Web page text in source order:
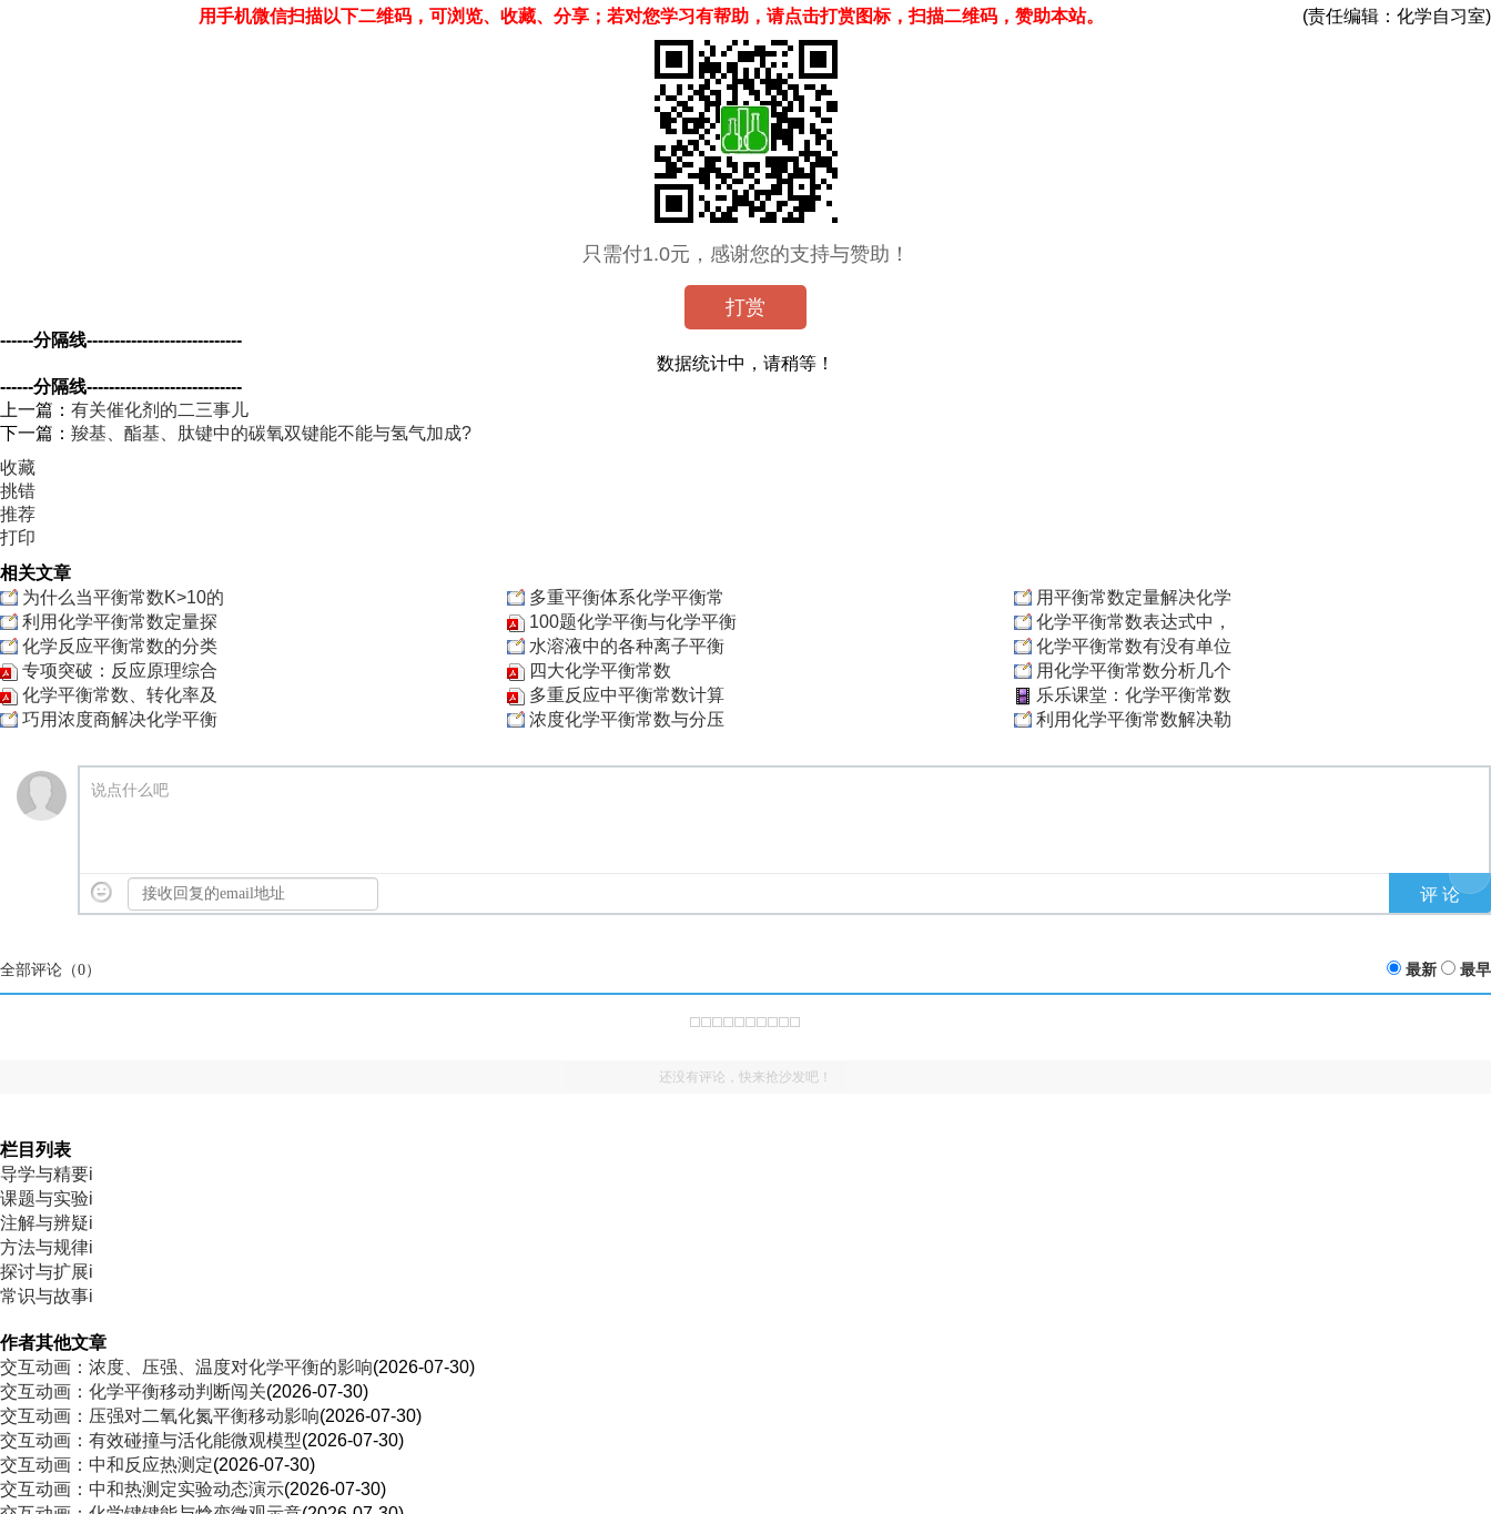
(责任编辑：化学自习室)
用手机微信扫描以下二维码，可浏览、收藏、分享；若对您学习有帮助，请点击打赏图标，扫描二维码，赞助本站。
只需付1.0元，感谢您的支持与赞助！
打赏
------分隔线----------------------------
数据统计中，请稍等！
------分隔线----------------------------
上一篇： 有关催化剂的二三事儿
下一篇： 羧基、酯基、肽键中的碳氧双键能不能与氢气加成?
收藏
挑错
推荐
打印
相关文章
为什么当平衡常数K>10的
多重平衡体系化学平衡常
用平衡常数定量解决化学
利用化学平衡常数定量探
100题化学平衡与化学平衡
化学平衡常数表达式中，
化学反应平衡常数的分类
水溶液中的各种离子平衡
化学平衡常数有没有单位
专项突破：反应原理综合
四大化学平衡常数
用化学平衡常数分析几个
化学平衡常数、转化率及
多重反应中平衡常数计算
乐乐课堂：化学平衡常数
巧用浓度商解决化学平衡
浓度化学平衡常数与分压 利用化学平衡常数解决勒
说点什么吧
全部评论（0） 最新 最早
还没有评论，快来抢沙发吧！
栏目列表
导学与精要i
课题与实验i
注解与辨疑i
方法与规律i
探讨与扩展i
常识与故事i
作者其他文章
交互动画：浓度、压强、温度对化学平衡的影响(2026-07-30)
交互动画：化学平衡移动判断闯关(2026-07-30)
交互动画：压强对二氧化氮平衡移动影响(2026-07-30)
交互动画：有效碰撞与活化能微观模型(2026-07-30)
交互动画：中和反应热测定(2026-07-30)
交互动画：中和热测定实验动态演示(2026-07-30)